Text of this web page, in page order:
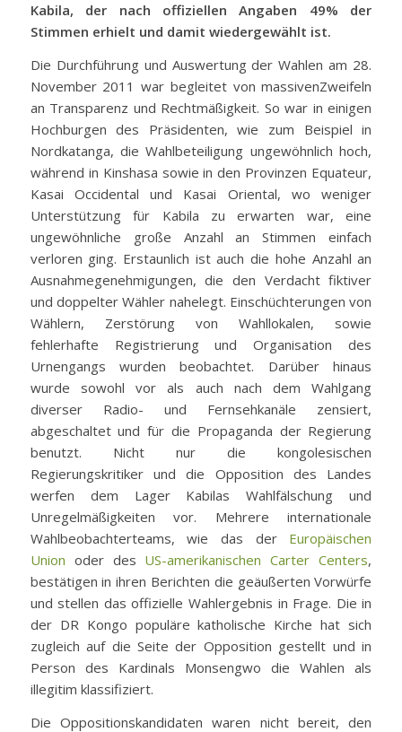
Kabila, der nach offiziellen Angaben 49% der
Stimmen erhielt und damit wiedergewählt ist.
Die Durchführung und Auswertung der Wahlen am 28.
November 2011 war begleitet von massivenZweifeln
an Transparenz und Rechtmäßigkeit. So war in einigen
Hochburgen des Präsidenten, wie zum Beispiel in
Nordkatanga, die Wahlbeteiligung ungewöhnlich hoch,
während in Kinshasa sowie in den Provinzen Equateur,
Kasai Occidental und Kasai Oriental, wo weniger
Unterstützung für Kabila zu erwarten war, eine
ungewöhnliche große Anzahl an Stimmen einfach
verloren ging. Erstaunlich ist auch die hohe Anzahl an
Ausnahmegenehmigungen, die den Verdacht fiktiver
und doppelter Wähler nahelegt. Einschüchterungen von
Wählern, Zerstörung von Wahllokalen, sowie
fehlerhafte Registrierung und Organisation des
Urnengangs wurden beobachtet. Darüber hinaus
wurde sowohl vor als auch nach dem Wahlgang
diverser Radio- und Fernsehkanäle zensiert,
abgeschaltet und für die Propaganda der Regierung
benutzt. Nicht nur die kongolesischen
Regierungskritiker und die Opposition des Landes
werfen dem Lager Kabilas Wahlfälschung und
Unregelmäßigkeiten vor. Mehrere internationale
Wahlbeobachterteams, wie das der Europäischen
Union oder des US-amerikanischen Carter Centers,
bestätigen in ihren Berichten die geäußerten Vorwürfe
und stellen das offizielle Wahlergebnis in Frage. Die in
der DR Kongo populäre katholische Kirche hat sich
zugleich auf die Seite der Opposition gestellt und in
Person des Kardinals Monsengwo die Wahlen als
illegitim klassifiziert.
Die Oppositionskandidaten waren nicht bereit, den